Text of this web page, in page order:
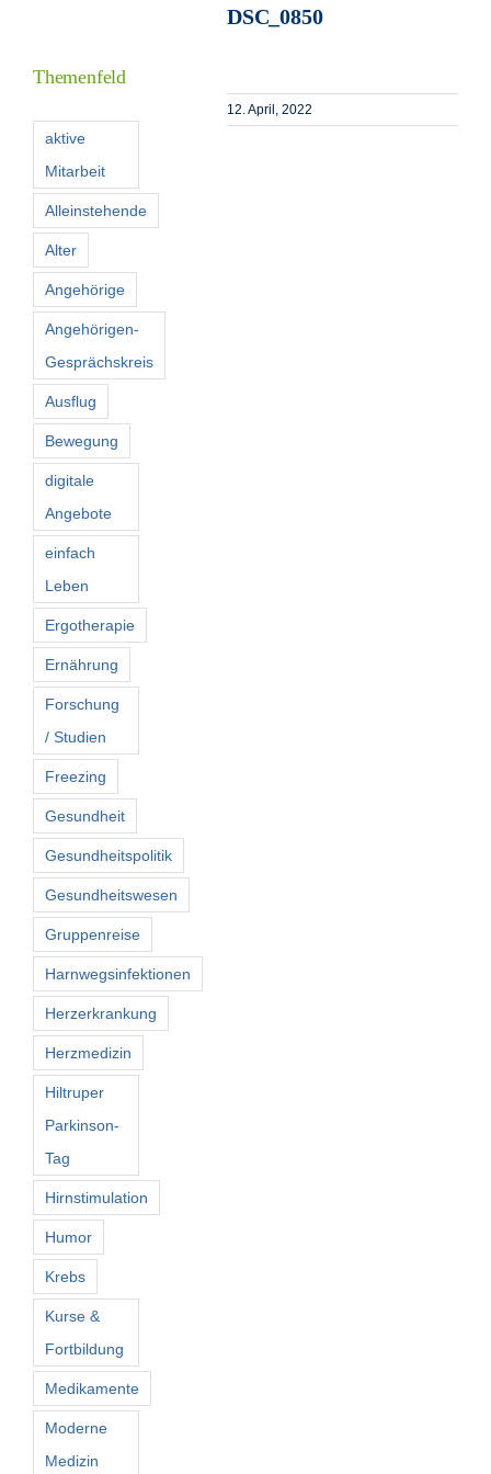
Kontakt
Suche
nach:
DSC_0850
12. April, 2022
Themenfeld
aktive
Mitarbeit
Alleinstehende
Alter
Angehörige
Angehörigen-
Gesprächskreis
Ausflug
Bewegung
digitale
Angebote
einfach
Leben
Ergotherapie
Ernährung
Forschung
/ Studien
Freezing
Gesundheit
Gesundheitspolitik
Gesundheitswesen
Gruppenreise
Harnwegsinfektionen
Herzerkrankung
Herzmedizin
Hiltruper
Parkinson-
Tag
Hirnstimulation
Humor
Krebs
Kurse &
Fortbildung
Medikamente
Moderne
Medizin